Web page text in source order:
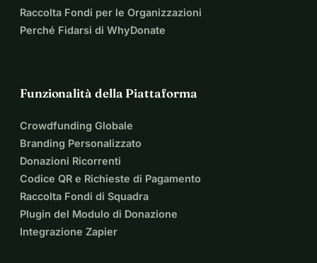
Raccolta Fondi per le Organizzazioni
Perché Fidarsi di WhyDonate
Funzionalità della Piattaforma
Crowdfunding Globale
Branding Personalizzato
Donazioni Ricorrenti
Codice QR e Richieste di Pagamento
Raccolta Fondi di Squadra
Plugin del Modulo di Donazione
Integrazione Zapier